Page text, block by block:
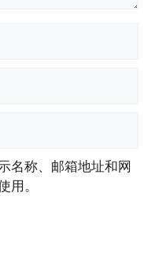
名称、邮箱地址和网
用。